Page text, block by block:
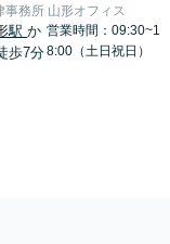
事務所 山形オフィス
駅か
歩7分
営業時間：09:30~1
8:00（土日祝日）